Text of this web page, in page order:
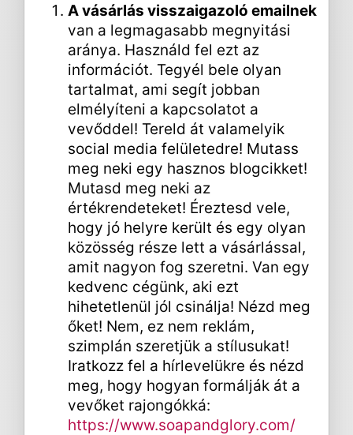
A vásárlás visszaigazoló emailnek
van a legmagasabb megnyitási
aránya. Használd fel ezt az
információt. Tegyél bele olyan
tartalmat, ami segít jobban
elmélyíteni a kapcsolatot a
vevőddel! Tereld át valamelyik
social media felületedre! Mutass
meg neki egy hasznos blogcikket!
Mutasd meg neki az
értékrendeteket! Éreztesd vele,
hogy jó helyre került és egy olyan
közösség része lett a vásárlással,
amit nagyon fog szeretni. Van egy
kedvenc cégünk, aki ezt
hihetetlenül jól csinálja! Nézd meg
őket! Nem, ez nem reklám,
szimplán szeretjük a stílusukat!
Iratkozz fel a hírlevelükre és nézd
meg, hogy hogyan formálják át a
vevőket rajongókká:
https://www.soapandglory.com/